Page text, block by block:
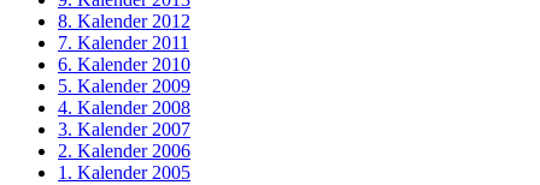
8. Kalender 2012
7. Kalender 2011
6. Kalender 2010
5. Kalender 2009
4. Kalender 2008
3. Kalender 2007
2. Kalender 2006
1. Kalender 2005